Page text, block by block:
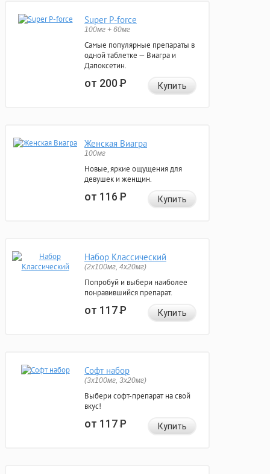
Super P-force
100мг + 60мг
Самые популярные препараты в
одной таблетке — Виагра и
Дапоксетин.
от 200Р Купить
Женская Виагра
100мг
Новые, яркие ощущения для
девушек и женщин.
от 116Р Купить
Набор Классический
(2x100мг, 4x20мг)
Попробуй и выбери наиболее
понравившийся препарат.
от 117Р Купить
Софт набор
(3x100мг, 3x20мг)
Выбери софт-препарат на свой
вкус!
от 117Р Купить